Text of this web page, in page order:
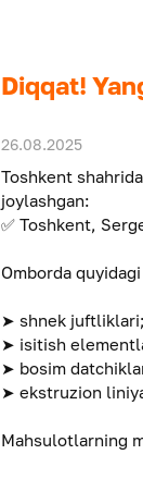
Diqqat!
26.08.2025
Toshkent
joylashgan:
✅ Toshkent,
Omborda
➤ shnek juftliklari;
➤ isitish
➤ bosim
➤ ekstruzion
Mahsulotlarning